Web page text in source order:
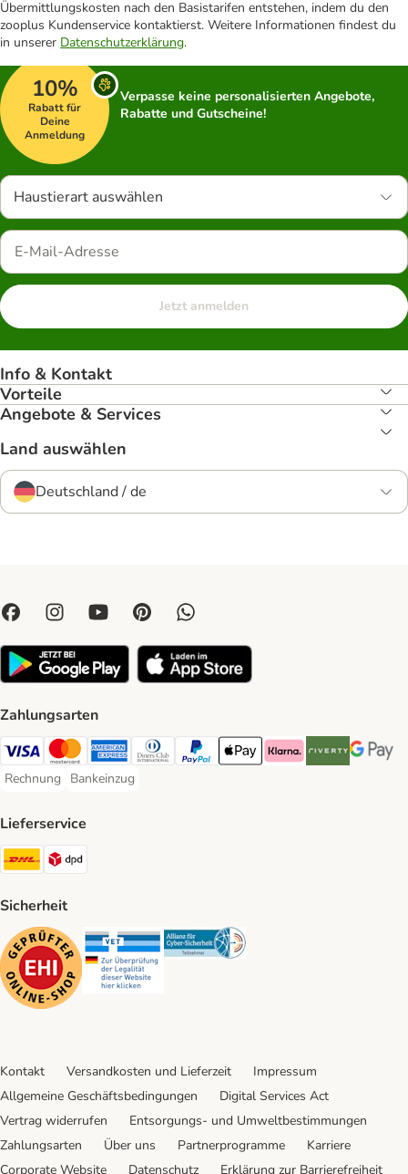
Übermittlungskosten nach den Basistarifen entstehen, indem du den
zooplus Kundenservice kontaktierst. Weitere Informationen findest du
in unserer Datenschutzerklärung.
10%
Rabatt für
Deine
Anmeldung
Verpasse keine personalisierten Angebote,
Rabatte und Gutscheine!
Haustierart auswählen
Jetzt anmelden
Info & Kontakt
Vorteile
Angebote & Services
Land auswählen
Deutschland / de
Zahlungsarten
Visa Payment Method
Mastercard Payment Method
American Express Payment Method
Diners Club Payment Method
PayPal Payment Method
Apple Pay Payment Method
Klarna Payment Method
Riverty Payment
Google
Rechnung
Rechnung Payment Method
Bankeinzug
Bankeinzug Payment Method
Lieferservice
DHL Shipping Method
Sicherheit
Security Security Security
Kontakt Versandkosten und Lieferzeit
Impressum
Allgemeine Geschäftsbedingungen
Digital Services Act
Vertrag widerrufen
Entsorgungs- und Umweltbestimmungen
Zahlungsarten
Über uns Partnerprogramme
Karriere
Corporate Website
Datenschutz Erklärung zur Barrierefreiheit